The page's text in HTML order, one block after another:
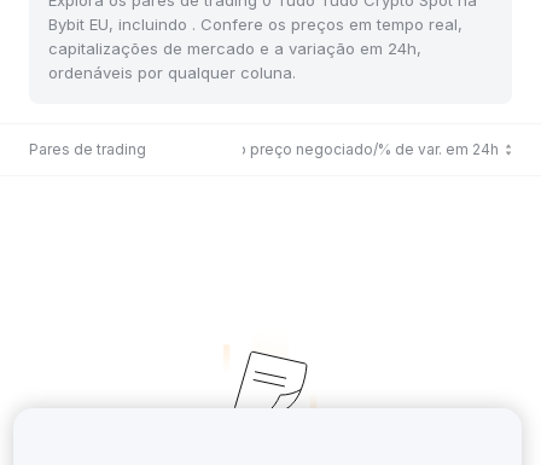
Bybit EU, incluindo . Confere os preços em tempo real,
capitalizações de mercado e a variação em 24h,
ordenáveis por qualquer coluna.
Pares de trading Último preço negociado/% de var. em 24h